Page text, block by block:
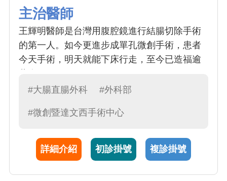
主治醫師
王輝明醫師是台灣用腹腔鏡進行結腸切除手術
的第一人。如今更進步成單孔微創手術，患者
今天手術，明天就能下床行走，至今已造福逾
#大腸直腸外科
#外科部
#微創暨達文西手術中心
詳細介紹 初診掛號 複診掛號